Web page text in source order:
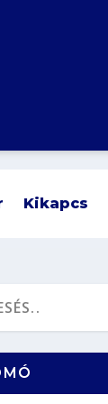
Kikapcs